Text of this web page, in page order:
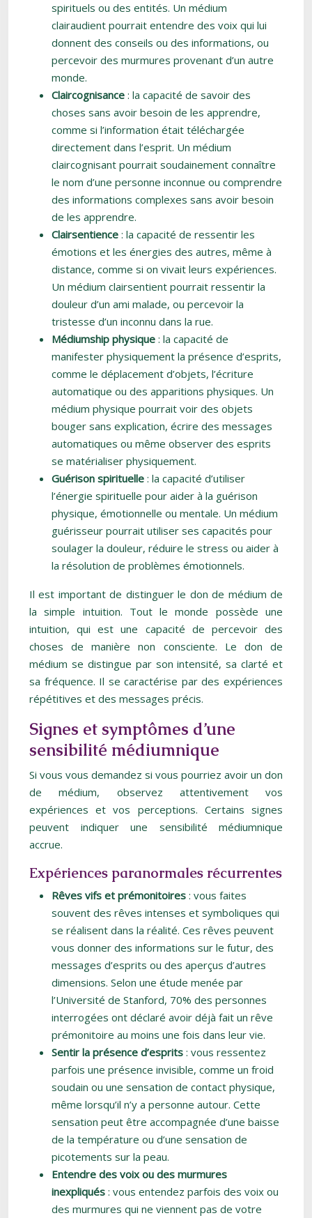
spirituels ou des entités. Un médium
clairaudient pourrait entendre des voix qui lui
donnent des conseils ou des informations, ou
percevoir des murmures provenant d’un autre
monde.
Claircognisance : la capacité de savoir des
choses sans avoir besoin de les apprendre,
comme si l’information était téléchargée
directement dans l’esprit. Un médium
claircognisant pourrait soudainement connaître
le nom d’une personne inconnue ou comprendre
des informations complexes sans avoir besoin
de les apprendre.
Clairsentience : la capacité de ressentir les
émotions et les énergies des autres, même à
distance, comme si on vivait leurs expériences.
Un médium clairsentient pourrait ressentir la
douleur d’un ami malade, ou percevoir la
tristesse d’un inconnu dans la rue.
Médiumship physique : la capacité de
manifester physiquement la présence d’esprits,
comme le déplacement d’objets, l’écriture
automatique ou des apparitions physiques. Un
médium physique pourrait voir des objets
bouger sans explication, écrire des messages
automatiques ou même observer des esprits
se matérialiser physiquement.
Guérison spirituelle : la capacité d’utiliser
l’énergie spirituelle pour aider à la guérison
physique, émotionnelle ou mentale. Un médium
guérisseur pourrait utiliser ses capacités pour
soulager la douleur, réduire le stress ou aider à
la résolution de problèmes émotionnels.
Il est important de distinguer le don de médium de
la simple intuition. Tout le monde possède une
intuition, qui est une capacité de percevoir des
choses de manière non consciente. Le don de
médium se distingue par son intensité, sa clarté et
sa fréquence. Il se caractérise par des expériences
répétitives et des messages précis.
Signes et symptômes d’une
sensibilité médiumnique
Si vous vous demandez si vous pourriez avoir un don
de médium, observez attentivement vos
expériences et vos perceptions. Certains signes
peuvent indiquer une sensibilité médiumnique
accrue.
Expériences paranormales récurrentes
Rêves vifs et prémonitoires : vous faites
souvent des rêves intenses et symboliques qui
se réalisent dans la réalité. Ces rêves peuvent
vous donner des informations sur le futur, des
messages d’esprits ou des aperçus d’autres
dimensions. Selon une étude menée par
l’Université de Stanford, 70% des personnes
interrogées ont déclaré avoir déjà fait un rêve
prémonitoire au moins une fois dans leur vie.
Sentir la présence d’esprits : vous ressentez
parfois une présence invisible, comme un froid
soudain ou une sensation de contact physique,
même lorsqu’il n’y a personne autour. Cette
sensation peut être accompagnée d’une baisse
de la température ou d’une sensation de
picotements sur la peau.
Entendre des voix ou des murmures
inexpliqués : vous entendez parfois des voix ou
des murmures qui ne viennent pas de votre